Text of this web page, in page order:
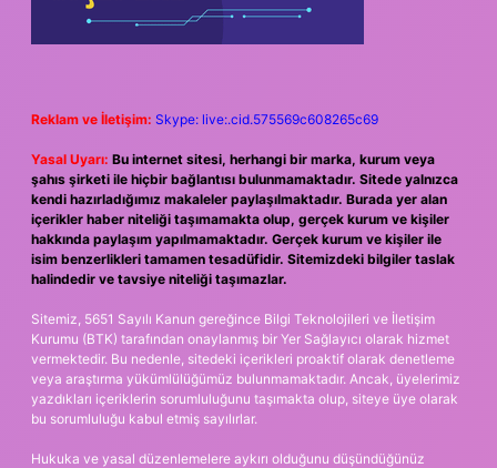
Reklam ve İletişim: Skype: live:.cid.575569c608265c69
Yasal Uyarı: Bu internet sitesi, herhangi bir marka, kurum veya
şahıs şirketi ile hiçbir bağlantısı bulunmamaktadır. Sitede yalnızca
kendi hazırladığımız makaleler paylaşılmaktadır. Burada yer alan
içerikler haber niteliği taşımamakta olup, gerçek kurum ve kişiler
hakkında paylaşım yapılmamaktadır. Gerçek kurum ve kişiler ile
isim benzerlikleri tamamen tesadüfidir. Sitemizdeki bilgiler taslak
halindedir ve tavsiye niteliği taşımazlar.
Sitemiz, 5651 Sayılı Kanun gereğince Bilgi Teknolojileri ve İletişim
Kurumu (BTK) tarafından onaylanmış bir Yer Sağlayıcı olarak hizmet
vermektedir. Bu nedenle, sitedeki içerikleri proaktif olarak denetleme
veya araştırma yükümlülüğümüz bulunmamaktadır. Ancak, üyelerimiz
yazdıkları içeriklerin sorumluluğunu taşımakta olup, siteye üye olarak
bu sorumluluğu kabul etmiş sayılırlar.
Hukuka ve yasal düzenlemelere aykırı olduğunu düşündüğünüz